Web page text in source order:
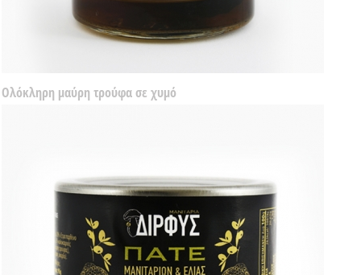
Ολόκληρη μαύρη τρούφα σε χυμό